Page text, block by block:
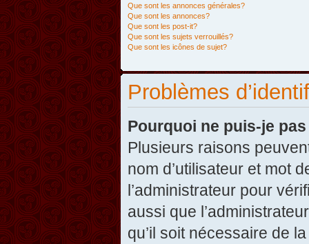
Que sont les annonces générales?
Que sont les annonces?
Que sont les post-it?
Que sont les sujets verrouillés?
Que sont les icônes de sujet?
Problèmes
Pourquoi ne puis-je
Plusieurs raisons
nom d’utilisateur et mot
l’administrateur pour
aussi que
qu’il soit nécessaire de